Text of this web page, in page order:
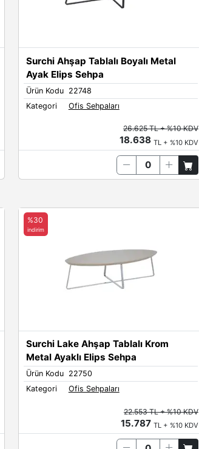
Surchi Ahşap Tablalı Boyalı Metal
Ayak Elips Sehpa
Ürün Kodu
22748
Kategori
Ofis Sehpaları
26.625 TL + %10 KDV
18.638 TL + %10 KDV
Surchi Lake Ahşap Tablalı Krom
Metal Ayaklı Elips Sehpa
Ürün Kodu
22750
Kategori
Ofis Sehpaları
%30
indirim
22.553 TL + %10 KDV
15.787 TL + %10 KDV